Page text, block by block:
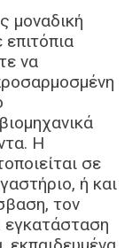
μοναδική
να
Η
σε
ή και
τον
εγκατάσταση